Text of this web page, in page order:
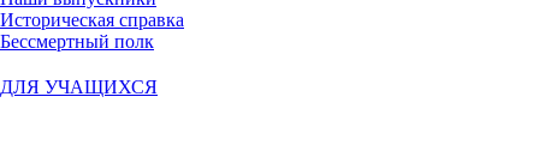
Историческая справка
Бессмертный полк
ДЛЯ УЧАЩИХСЯ